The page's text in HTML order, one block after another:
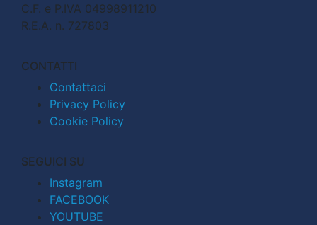
C.F. e P.IVA 04998911210
R.E.A. n. 727803
CONTATTI
Contattaci
Privacy Policy
Cookie Policy
SEGUICI SU
Instagram
FACEBOOK
YOUTUBE